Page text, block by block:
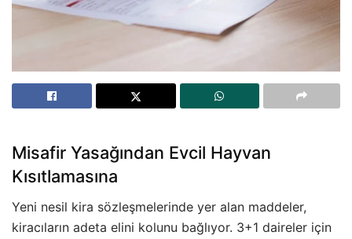
Misafir Yasağından Evcil Hayvan
Kısıtlamasına
Yeni nesil kira sözleşmelerinde yer alan maddeler,
kiracıların adeta elini kolunu bağlıyor. 3+1 daireler için